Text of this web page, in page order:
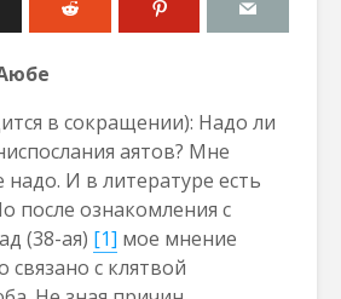
в сокращении): Надо ли
аятов? Мне
надо. И в литературе есть
после ознакомления с
(38-ая) [1] мое мнение
связано с клятвой